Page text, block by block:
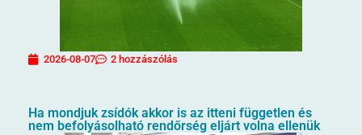
2026-08-07 2 hozzászólás
Ha mondjuk zsídók akkor is az itteni független és
nem befolyásolható rendőrség eljárt volna ellenük